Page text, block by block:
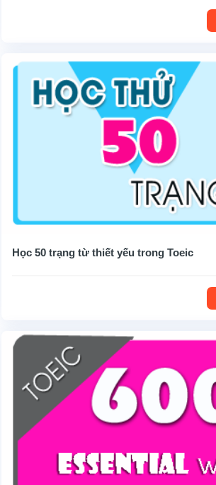
Học 50 trạng từ thiết yếu trong Toeic